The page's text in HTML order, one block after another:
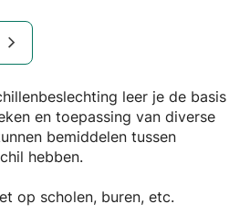
leer je de basis
en toepassing van diverse
bemiddelen tussen
hebben.
op scholen, buren, etc.